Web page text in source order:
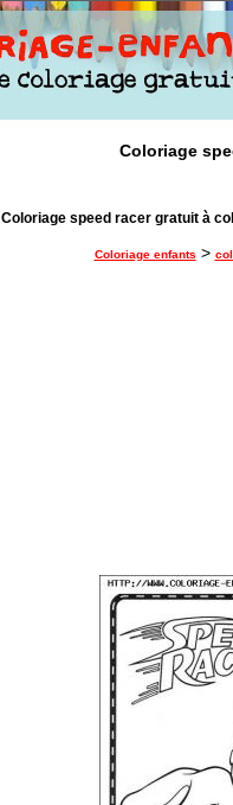
Coloriage
Coloriage speed racer gratuit à
Coloriage enfants >